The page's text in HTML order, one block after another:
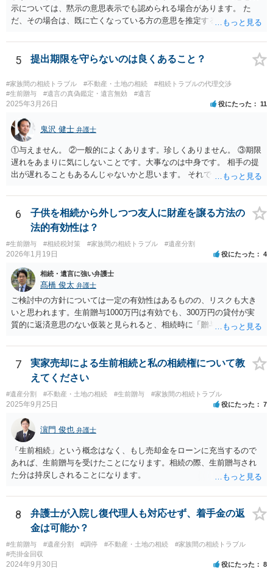
示については、黙示の意思表示でも認められる場合があります。 た
だ、その場合は、既に亡くなっている方の意思を推定することになり
持ち戻し免除の意思表示は書面で明確にしておいていただくべきとい
う結論は変わりません。 誤解を与えるような回答でした。失礼しまし
戻しをすべて免除する」というのがオーソドックスなものですが、ご
心配ならば、弁護士のところに行って、特別受益となりそうな贈与に
ついて説明した上で、適切な文言についてご相談してみてはいかがで
しょうか。
5 提出期限を守らないのは良くあること？
#家族間の相続トラブル #不動産・土地の相続
#相続トラブルの代理交渉
#生前贈与
#遺言の真偽鑑定・遺言無効 #遺言
2025年3月26日 役にたった 11
鬼沢 健士 弁護士
①与えません。 ②一般的によくあります。珍しくありません。 ③期限
遅れをあまりに気にしないことです。大事なのは中身です。 相手の提
出が遅れることもあるんじゃないかと思います。 それでもあなた有利
6
子供を相続から外しつつ友人に財産を譲る方法の
法的有効性は？
#生前贈与 #相続税対策 #家族間の相続トラブル #遺産分割
2026年1月19日 役にたった 4
相続・遺言に強い弁護士
髙橋 俊太 弁護士
ご検討中の方針については一定の有効性はあるものの、リスクも大き
いと思われます。生前贈与1000万円は有効でも、300万円の貸付が実
質的に返済意思のない仮装と見られると、相続時に「贈与」と評価さ
法として考えられるものとしては、 ①信託（家族信託・目的信託） 財
産を信託口に移し、受託者（信頼できる友人や専門職）に管理させ、
・生存中はあなたの生活費・介護費に優先充当 ・残余を友人や慈善団
体へ と使途を厳格に指定。相続ではなく信託帰属になるため、子の関
与を大きく排除できます。 ②遺言＋生命保険の組合せ 生活資金は手元
に残し、余剰資金で受取人を友人・団体にした保険を活用。保険金は
相続財産とは別枠で、遺留分対策にも有効と思われます。 ③負担付死
因贈与 「介護・見守り等を条件に、死亡時に財産を渡す」契約。条件
不履行なら無効にでき、老後の安心を担保できます。 ④ 寄附予約＋解
除条件 慈善団体への寄附を予約しつつ、資金不足時は解除できる条項
を設定。 などがあり得るかと思われます。
7
実家売却による生前相続と私の相続権について教
えてください
#遺産分割 #不動産・土地の相続 #生前贈与 #家族間の相続トラブル
2025年9月25日 役にたった 7
濵門 俊也 弁護士
「生前相続」という概念はなく、もし売却金をローンに充当するので
あれば、生前贈与を受けたことになります。相続の際、生前贈与され
た分は持戻しされることになります。
8
弁護士が入院し復代理人も対応せず、着手金の返
金は可能か？
#生前贈与 #遺産分割 #調停 #不動産・土地の相続
#家族間の相続トラブル
#売掛金回収
2024年9月30日 役にたった 8